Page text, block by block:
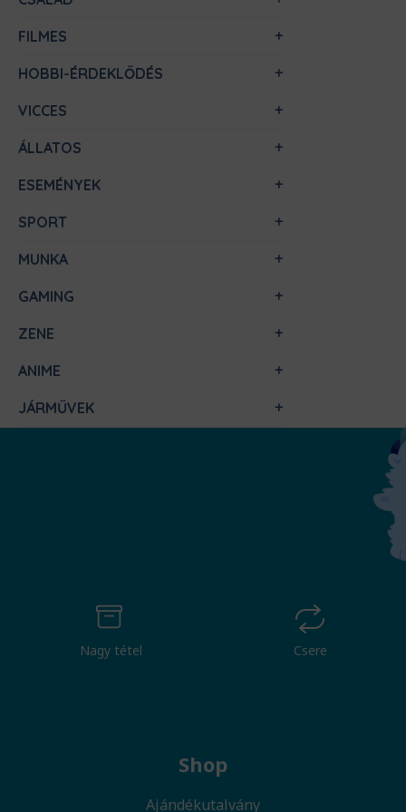
FILMES
HOBBI-ÉRDEKLŐDÉS
VICCES
ÁLLATOS
ESEMÉNYEK
SPORT
MUNKA
GAMING
ZENE
ANIME
JÁRMŰVEK
Nagy tétel Csere
Shop
Ajándékutalvány